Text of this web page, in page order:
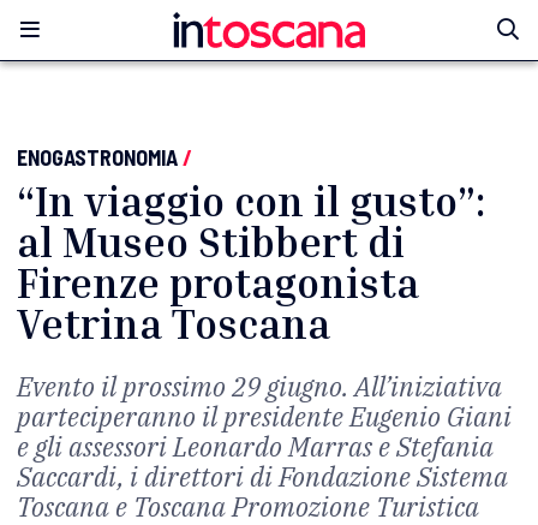
ENOGASTRONOMIA/
“In viaggio con il gusto”:
al Museo Stibbert di
Firenze protagonista
Vetrina Toscana
Evento il prossimo 29 giugno. All’iniziativa
parteciperanno il presidente Eugenio Giani
e gli assessori Leonardo Marras e Stefania
Saccardi, i direttori di Fondazione Sistema
Toscana e Toscana Promozione Turistica